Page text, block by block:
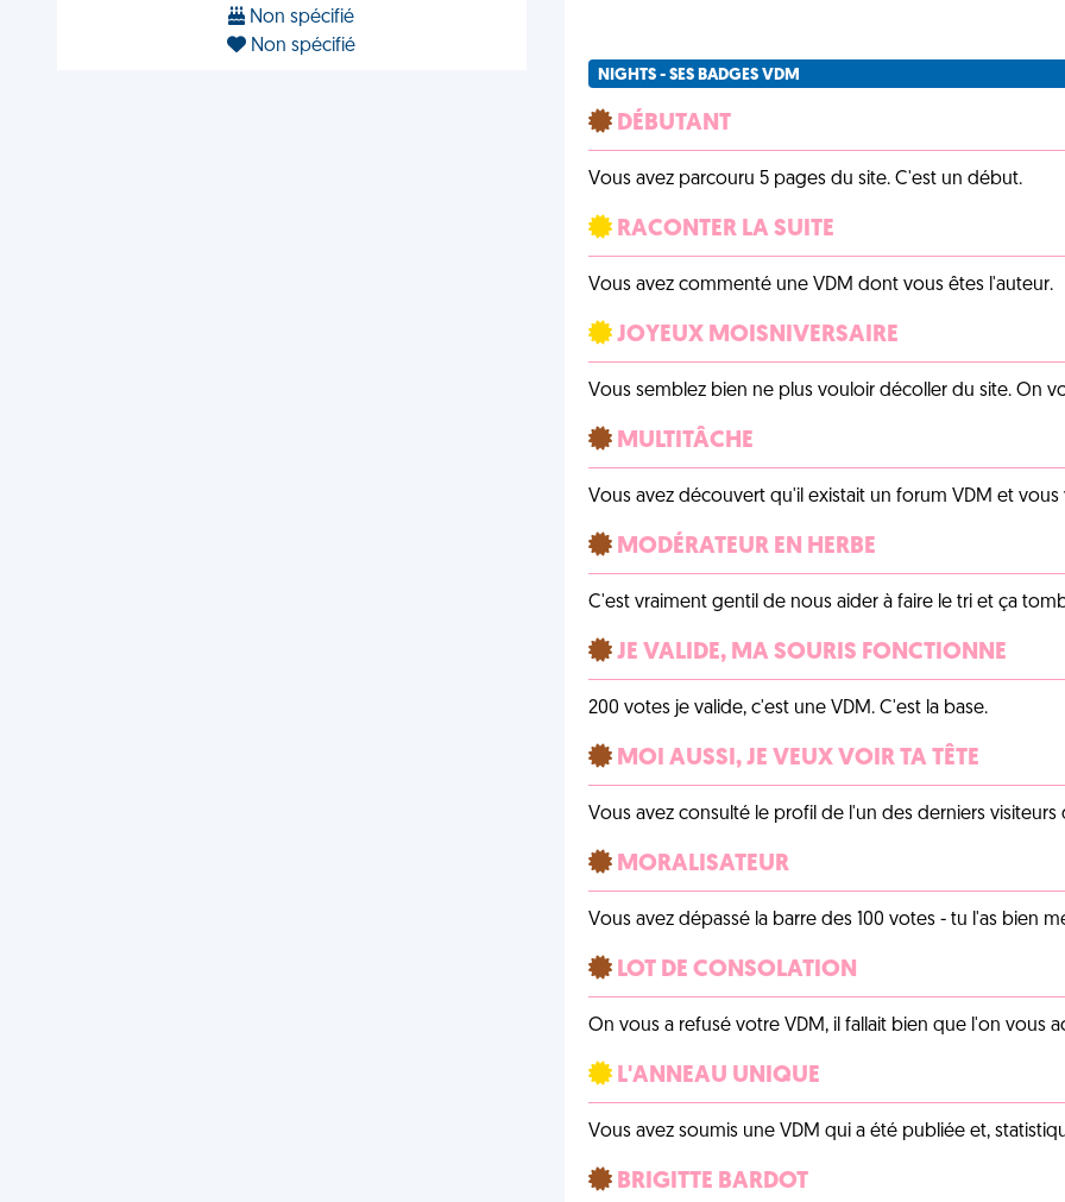
Non spécifié
Non spécifié
NIGHTS - SES BADGES VDM
DÉBUTANT
Vous avez parcouru 5 pages du site. C'est un début.
RACONTER LA SUITE
Vous avez commenté une VDM dont vous êtes l'auteur.
JOYEUX MOISNIVERSAIRE
Vous semblez bien ne plus vouloir décoller du site. On
MULTITÂCHE
Vous avez découvert qu'il existait un forum VDM et
MODÉRATEUR EN HERBE
C'est vraiment gentil de nous aider à faire le tri et ça
JE VALIDE, MA SOURIS FONCTIONNE
200 votes je valide, c'est une VDM. C'est la base.
MOI AUSSI, JE VEUX VOIR TA TÊTE
Vous avez consulté le profil de l'un des derniers
MORALISATEUR
Vous avez dépassé la barre des 100 votes - tu l'as bien
LOT DE CONSOLATION
On vous a refusé votre VDM, il fallait bien que l'on vous
L'ANNEAU UNIQUE
Vous avez soumis une VDM qui a été publiée et,
BRIGITTE BARDOT